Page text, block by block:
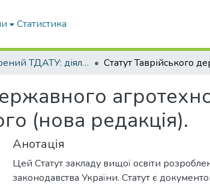
Статистика
Нескорений ТДАТУ: діяльність в умовах війни 2022...
(нова редакція).
Анотація
Цей Статут закладу вищої освіти
законодавства України. Статут є